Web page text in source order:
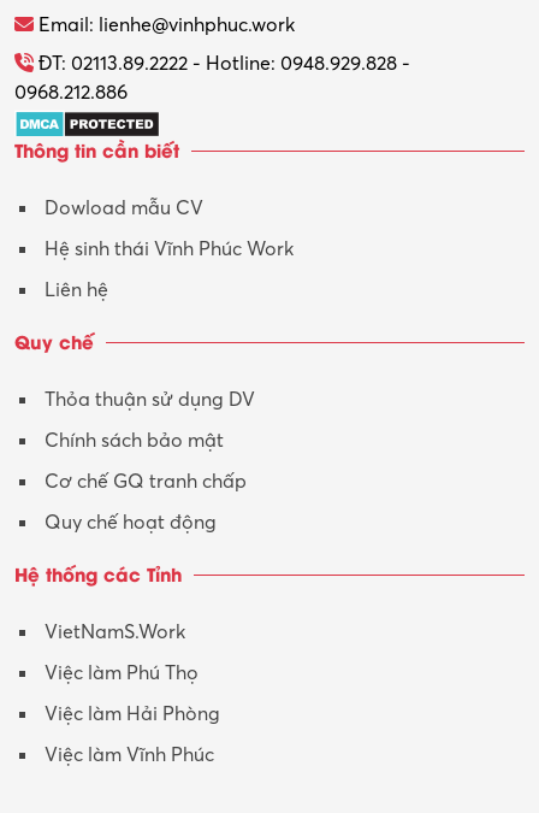
Tổ chức sự kiện – Quà tặng
Trợ lý
Tư vấn
Tư vấn – Kiến trúc
Y tế-Dược
Email: lienhe@vinhphuc.work
ĐT: 02113.89.2222 - Hotline: 0948.929.828 -
0968.212.886
Thông tin cần biết
Dowload mẫu CV
Hệ sinh thái Vĩnh Phúc Work
Liên hệ
Quy chế
Thỏa thuận sử dụng DV
Chính sách bảo mật
Cơ chế GQ tranh chấp
Quy chế hoạt động
Hệ thống các Tỉnh
VietNamS.Work
Việc làm Phú Thọ
Việc làm Hải Phòng
Việc làm Vĩnh Phúc